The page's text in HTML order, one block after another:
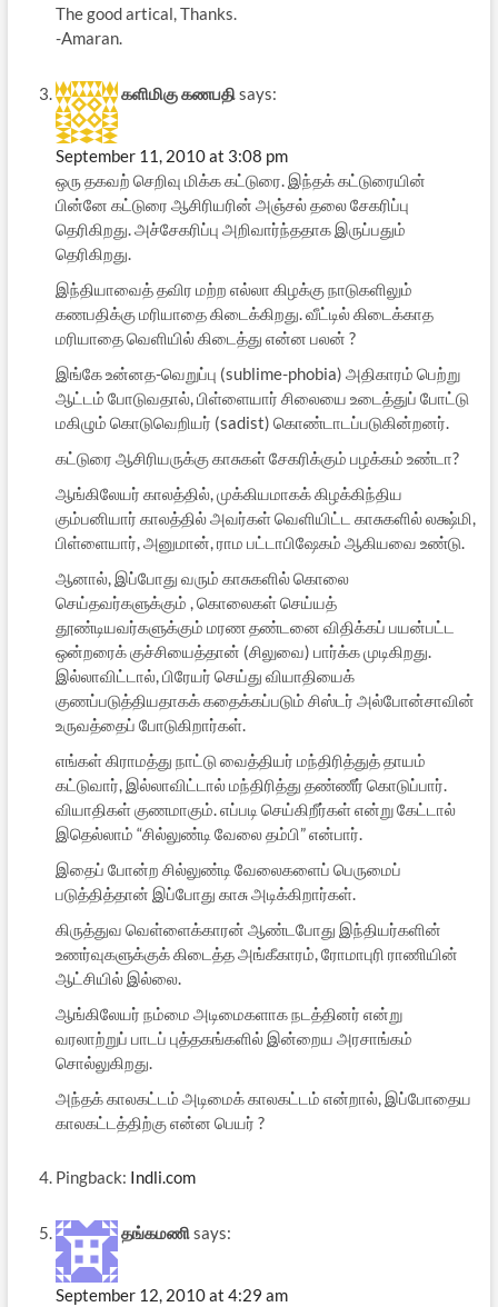
The good artical, Thanks.
-Amaran.
களிமிகு கணபதிsays:
September 11, 2010 at 3:08 pm
ஒரு தகவற் செறிவு மிக்க கட்டுரை. இந்தக் கட்டுரையின்
பின்னே கட்டுரை ஆசிரியரின் அஞ்சல் தலை சேகரிப்பு
தெரிகிறது. அச்சேகரிப்பு அறிவார்ந்ததாக இருப்பதும்
தெரிகிறது.
இந்தியாவைத் தவிர மற்ற எல்லா கிழக்கு நாடுகளிலும்
கணபதிக்கு மரியாதை கிடைக்கிறது. வீட்டில் கிடைக்காத
மரியாதை வெளியில் கிடைத்து என்ன பலன் ?
இங்கே உன்னத-வெறுப்பு (sublime-phobia) அதிகாரம் பெற்று
ஆட்டம் போடுவதால், பிள்ளையார் சிலையை உடைத்துப் போட்டு
மகிழும் கொடுவெறியர் (sadist) கொண்டாடப்படுகின்றனர்.
கட்டுரை ஆசிரியருக்கு காசுகள் சேகரிக்கும் பழக்கம் உண்டா?
ஆங்கிலேயர் காலத்தில், முக்கியமாகக் கிழக்கிந்திய
கும்பனியார் காலத்தில் அவர்கள் வெளியிட்ட காசுகளில் லக்ஷ்மி,
பிள்ளையார், அனுமான், ராம பட்டாபிஷேகம் ஆகியவை உண்டு.
ஆனால், இப்போது வரும் காசுகளில் கொலை
செய்தவர்களுக்கும் , கொலைகள் செய்யத்
தூண்டியவர்களுக்கும் மரண தண்டனை விதிக்கப் பயன்பட்ட
ஒன்றரைக் குச்சியைத்தான் (சிலுவை) பார்க்க முடிகிறது.
இல்லாவிட்டால், பிரேயர் செய்து வியாதியைக்
குணப்படுத்தியதாகக் கதைக்கப்படும் சிஸ்டர் அல்போன்சாவின்
உருவத்தைப் போடுகிறார்கள்.
எங்கள் கிராமத்து நாட்டு வைத்தியர் மந்திரித்துத் தாயம்
கட்டுவார், இல்லாவிட்டால் மந்திரித்து தண்ணீர் கொடுப்பார்.
வியாதிகள் குணமாகும். எப்படி செய்கிறீர்கள் என்று கேட்டால்
இதெல்லாம் “சில்லுண்டி வேலை தம்பி” என்பார்.
இதைப் போன்ற சில்லுண்டி வேலைகளைப் பெருமைப்
படுத்தித்தான் இப்போது காசு அடிக்கிறார்கள்.
கிருத்துவ வெள்ளைக்காரன் ஆண்டபோது இந்தியர்களின்
உணர்வுகளுக்குக் கிடைத்த அங்கீகாரம், ரோமாபுரி ராணியின்
ஆட்சியில் இல்லை.
ஆங்கிலேயர் நம்மை அடிமைகளாக நடத்தினர் என்று
வரலாற்றுப் பாடப் புத்தகங்களில் இன்றைய அரசாங்கம்
சொல்லுகிறது.
அந்தக் காலகட்டம் அடிமைக் காலகட்டம் என்றால், இப்போதைய
காலகட்டத்திற்கு என்ன பெயர் ?
Pingback: Indli.com
தங்கமணிsays:
September 12, 2010 at 4:29 am